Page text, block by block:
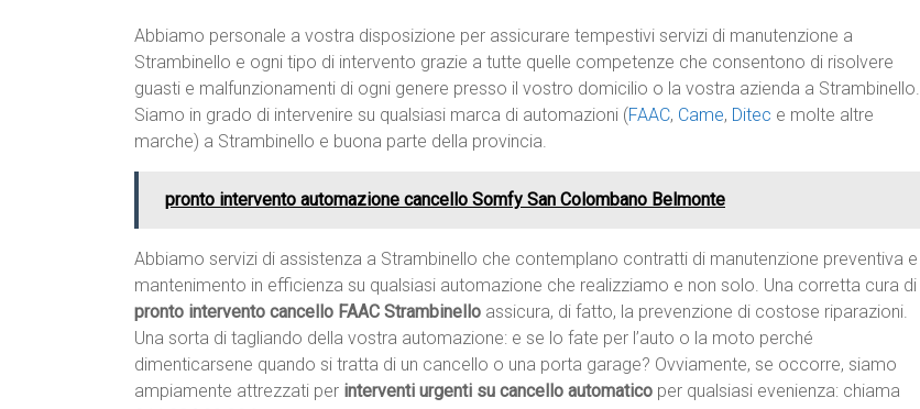
Abbiamo personale a vostra disposizione per assicurare tempestivi servizi di manutenzione a
Strambinello e ogni tipo di intervento grazie a tutte quelle competenze che consentono di risolvere
guasti e malfunzionamenti di ogni genere presso il vostro domicilio o la vostra azienda a Strambinello.
Siamo in grado di intervenire su qualsiasi marca di automazioni (FAAC, Came, Ditec e molte altre
marche) a Strambinello e buona parte della provincia.
pronto intervento automazione cancello Somfy San Colombano Belmonte
Abbiamo servizi di assistenza a Strambinello che contemplano contratti di manutenzione preventiva e
mantenimento in efficienza su qualsiasi automazione che realizziamo e non solo. Una corretta cura di
pronto intervento cancello FAAC Strambinello assicura, di fatto, la prevenzione di costose riparazioni.
Una sorta di tagliando della vostra automazione: e se lo fate per l’auto o la moto perché
dimenticarsene quando si tratta di un cancello o una porta garage? Ovviamente, se occorre, siamo
ampiamente attrezzati per interventi urgenti su cancello automatico per qualsiasi evenienza: chiama